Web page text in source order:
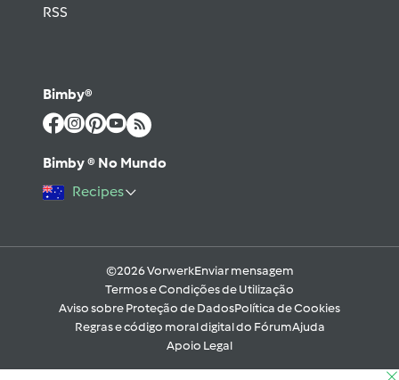
RSS
Bimby®
Bimby ® No Mundo
Recipes
©2026 VorwerkEnviar mensagem
Termos e Condições de Utilização
Aviso sobre Proteção de DadosPolítica de Cookies
Regras e código moral digital do FórumAjuda
Apoio Legal